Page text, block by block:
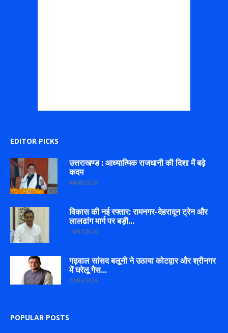
EDITOR PICKS
उत्तराखण्ड : आध्यात्मिक राजधानी की दिशा में बढ़े
कदम
04/08/2026
विकास की नई रफ्तार: रामनगर-देहरादून ट्रेन और
लालढांग मार्ग पर बड़ी...
14/07/2026
गढ़वाल सांसद बलूनी ने उठाया कोटद्वार और श्रीनगर
में घरेलू गैस...
23/06/2026
POPULAR POSTS